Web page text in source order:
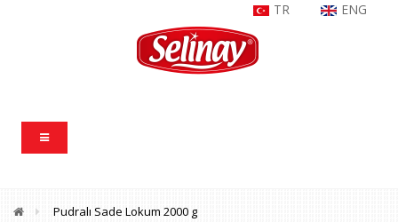
TR ENG
Pudralı Sade Lokum 2000 g